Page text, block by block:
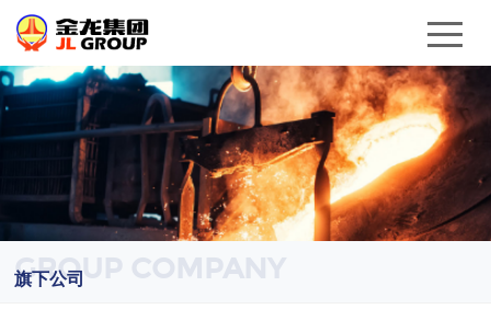
GROUP COMPANY
旗下公司